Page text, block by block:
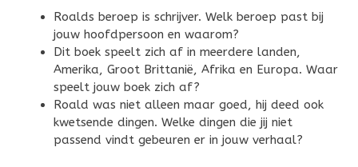
Roalds beroep is schrijver. Welk beroep past bij
jouw hoofdpersoon en waarom?
Dit boek speelt zich af in meerdere landen,
Amerika, Groot Brittanië, Afrika en Europa. Waar
speelt jouw boek zich af?
Roald was niet alleen maar goed, hij deed ook
kwetsende dingen. Welke dingen die jij niet
passend vindt gebeuren er in jouw verhaal?